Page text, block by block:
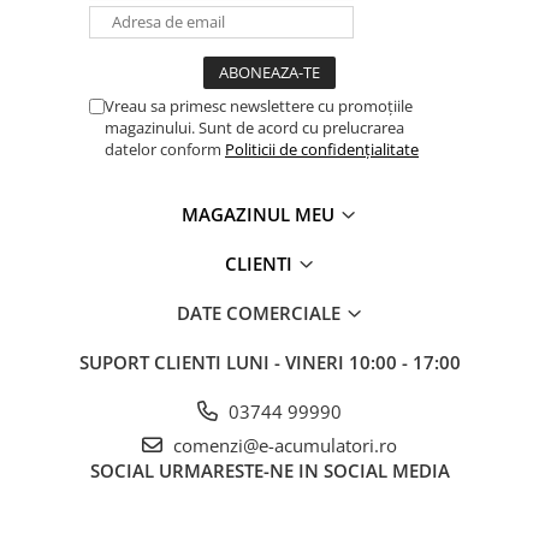
Vreau sa primesc newslettere cu promoțiile
magazinului. Sunt de acord cu prelucrarea
datelor conform Politicii de confidențialitate
MAGAZINUL MEU
CLIENTI
DATE COMERCIALE
SUPORT CLIENTI LUNI - VINERI 10:00 - 17:00
03744 99990
comenzi@e-acumulatori.ro
SOCIAL URMARESTE-NE IN SOCIAL MEDIA